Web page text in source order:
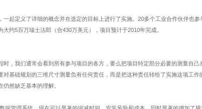
起定义了详细的概念并在选定的目标上进行了实施。 20多个工业合作伙伴也
大约5百万瑞士法郎（合430万美元），项目预计于2010年完成。
，我们通常会看到所有参与项目的各方，要么把项目特定部分必要的测量自
基础规划的三维尺寸测量负有任何责任，而是把这种责任转给了实施这项工
然缺乏基本的理解。